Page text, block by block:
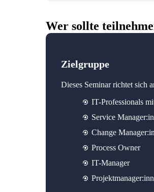
Wer sollte
Zielgruppe
Dieses Seminar richtet sich
IT-Professionals
Service
Change
Process Owner
IT-Manager